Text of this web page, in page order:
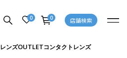
0 0 店舗検索
レンズOUTLETコンタクトレンズ
商品詳細ページへ